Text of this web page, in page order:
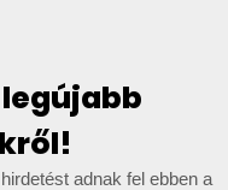
adnak fel ebben a